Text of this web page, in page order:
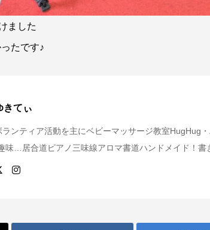
ました
たです♪
きてぃ
ランティア活動を主にベビーマッサージ教室HugHug
味…居合道ピアノ三味線アロマ書道ハンドメイド！書